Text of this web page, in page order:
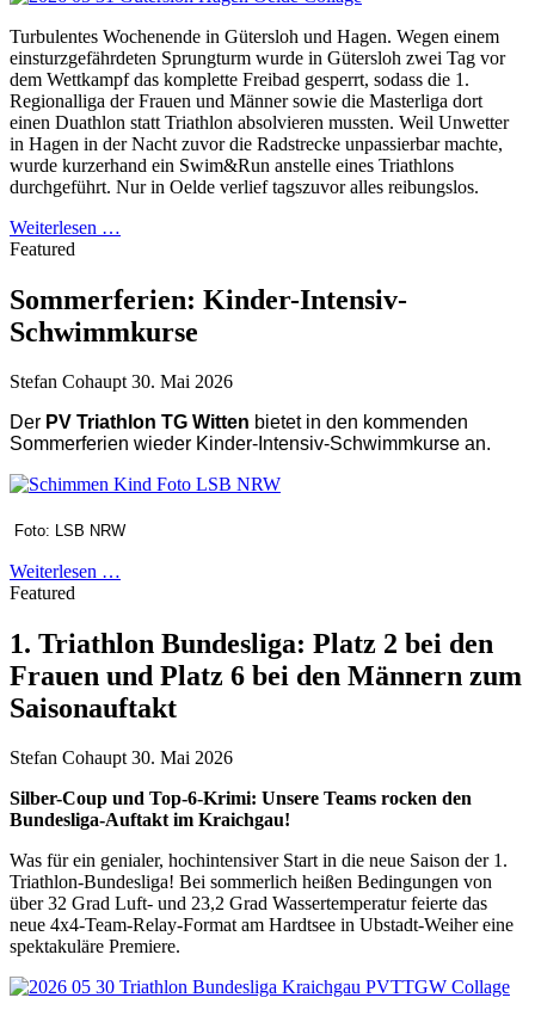
Turbulentes Wochenende in Gütersloh und Hagen. Wegen einem
einsturzgefährdeten Sprungturm wurde in Gütersloh zwei Tag vor
dem Wettkampf das komplette Freibad gesperrt, sodass die 1.
Regionalliga der Frauen und Männer sowie die Masterliga dort
einen Duathlon statt Triathlon absolvieren mussten. Weil Unwetter
in Hagen in der Nacht zuvor die Radstrecke unpassierbar machte,
wurde kurzerhand ein Swim&Run anstelle eines Triathlons
durchgeführt. Nur in Oelde verlief tagszuvor alles reibungslos.
Weiterlesen …
Featured
Sommerferien: Kinder-Intensiv-
Schwimmkurse
Stefan Cohaupt 30. Mai 2026
Der PV Triathlon TG Witten bietetin den kommenden
Sommerferien wieder Kinder-Intensiv-Schwimmkurse an.
Foto: LSB NRW
Weiterlesen …
Featured
1. Triathlon Bundesliga: Platz 2 bei den
Frauen und Platz 6 bei den Männern zum
Saisonauftakt
Stefan Cohaupt 30. Mai 2026
Silber-Coup und Top-6-Krimi: Unsere Teams rocken den
Bundesliga-Auftakt im Kraichgau!
Was für ein genialer, hochintensiver Start in die neue Saison der 1.
Triathlon-Bundesliga! Bei sommerlich heißen Bedingungen von
über 32 Grad Luft- und 23,2 Grad Wassertemperatur feierte das
neue 4x4-Team-Relay-Format am Hardtsee in Ubstadt-Weiher eine
spektakuläre Premiere.